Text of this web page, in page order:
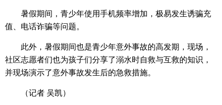
暑假期间，青少年使用手机频率增加，极易发生诱骗充
值、电话诈骗等问题。
此外，暑假期间也是青少年意外事故的高发期，现场，
社区志愿者们也为孩子们分享了溺水时自救与互救的知识，
并现场演示了意外事故发生后的急救措施。
（记者 吴凯）